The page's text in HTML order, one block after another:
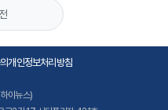
개인정보처리방침
이뉴스)